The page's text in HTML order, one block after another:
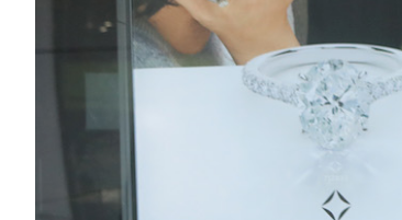
Cultura
Economia
Sport
Europa
Altrecose
Mondiali calcio
PODCAST